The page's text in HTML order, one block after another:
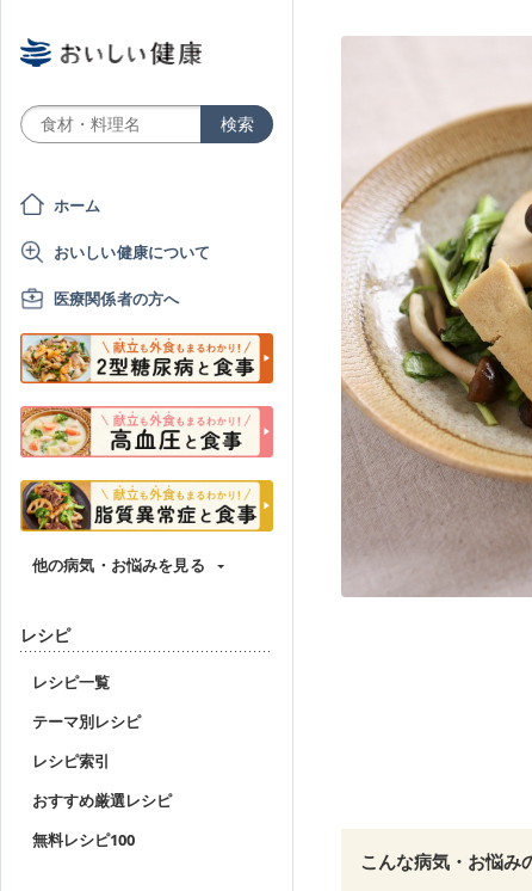
ホーム
おいしい健康について
医療関係者の方へ
他の病気・お悩みを見る
レシピ
レシピ一覧
テーマ別レシピ
レシピ索引
おすすめ厳選レシピ
無料レシピ100
こんな病気・お悩み